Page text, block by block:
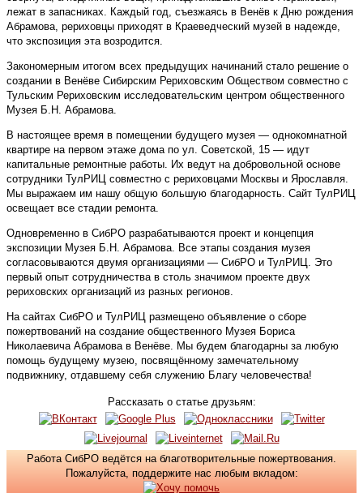
лежат в запасниках. Каждый год, съезжаясь в Венёв к Дню рождения
Абрамова, рериховцы приходят в Краеведческий музей в надежде,
что экспозиция эта возродится.
Закономерным итогом всех предыдущих начинаний стало решение о
создании в Венёве Сибирским Рериховским Обществом совместно с
Тульским Рериховским исследовательским центром общественного
Музея Б.Н. Абрамова.
В настоящее время в помещении будущего музея — однокомнатной
квартире на первом этаже дома по ул. Советской, 15 — идут
капитальные ремонтные работы. Их ведут на добровольной основе
сотрудники ТулРИЦ совместно с рериховцами Москвы и Ярославля.
Мы выражаем им нашу общую большую благодарность. Сайт ТулРИЦ
освещает все стадии ремонта.
Одновременно в СибРО разрабатываются проект и концепция
экспозиции Музея Б.Н. Абрамова. Все этапы создания музея
согласовываются двумя организациями — СибРО и ТулРИЦ. Это
первый опыт сотрудничества в столь значимом проекте двух
рериховских организаций из разных регионов.
На сайтах СибРО и ТулРИЦ размещено объявление о сборе
пожертвований на создание общественного Музея Бориса
Николаевича Абрамова в Венёве. Мы будем благодарны за любую
помощь будущему музею, посвящённому замечательному
подвижнику, отдавшему себя служению Благу человечества!
Рассказать о статье друзьям:
Работа СибРО ведётся на благотворительные пожертвования.
Пожалуйста, поддержите нас любым вкладом: